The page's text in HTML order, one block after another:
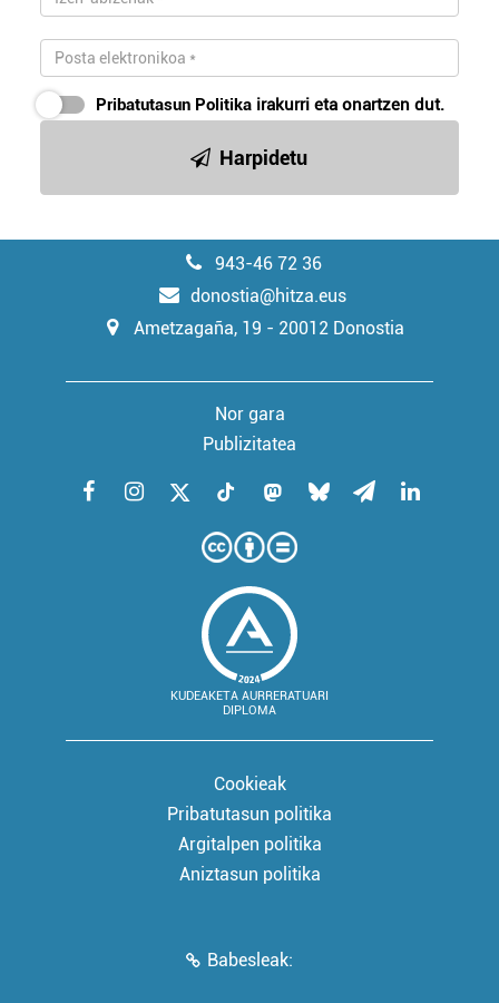
Pribatutasun Politika irakurri eta onartzen dut.
Harpidetu
943-46 72 36
donostia@hitza.eus
Ametzagaña, 19 - 20012 Donostia
Nor gara
Publizitatea
KUDEAKETA AURRERATUARI
DIPLOMA
Cookieak
Pribatutasun politika
Argitalpen politika
Aniztasun politika
Babesleak: